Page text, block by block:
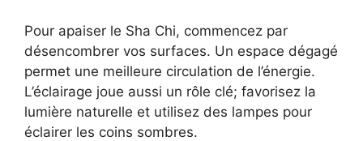
Pour apaiser le Sha Chi, commencez par
désencombrer vos surfaces. Un espace dégagé
permet une meilleure circulation de l’énergie.
L’éclairage joue aussi un rôle clé; favorisez la
lumière naturelle et utilisez des lampes pour
éclairer les coins sombres.